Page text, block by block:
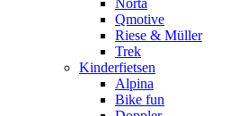
Qmotive
Riese & Müller
Trek
Kinderfietsen
Alpina
Bike fun